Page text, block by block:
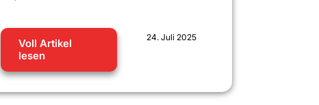
Voll Artikel
lesen
24. Juli 2025